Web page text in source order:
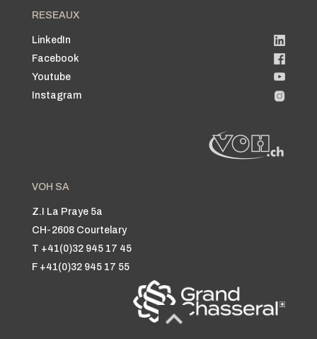
RESEAUX
LinkedIn
Facebook
Youtube
Instagram
VOH SA
Z.I La Praye 5a
CH-2608 Courtelary
T +41(0)32 945 17 45
F +41(0)32 945 17 55